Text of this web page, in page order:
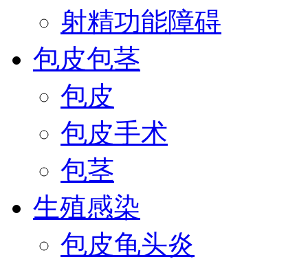
射精功能障碍
包皮包茎
包皮
包皮手术
包茎
生殖感染
包皮龟头炎